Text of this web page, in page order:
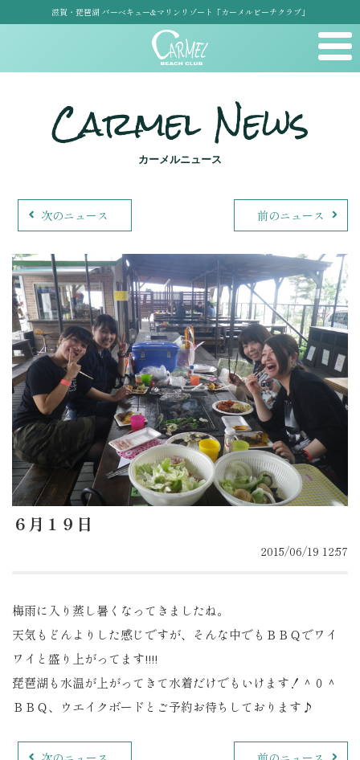
滋賀・琵琶湖 バーベキュー&マリンリゾート「カーメルビーチクラブ」
Carmel News
カーメルニュース
次のニュース 前のニュース
６月１９日
2015/06/19 12:57
梅雨に入り蒸し暑くなってきましたね。
天気もどんよりした感じですが、そんな中でもＢＢＱでワイ
ワイと盛り上がってます!!!!
琵琶湖も水温が上がってきて水着だけでもいけます！＾０＾
ＢＢＱ、ウエイクボードとご予約お待ちしております♪